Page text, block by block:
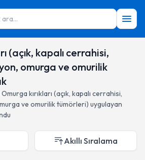
(açık, kapalı cerrahisi,
omurga ve omurilik
Omurga kırıkları (açık, kapalı cerrahisi,
ve omurilik tümörleri) uygulayan
Akıllı Sıralama